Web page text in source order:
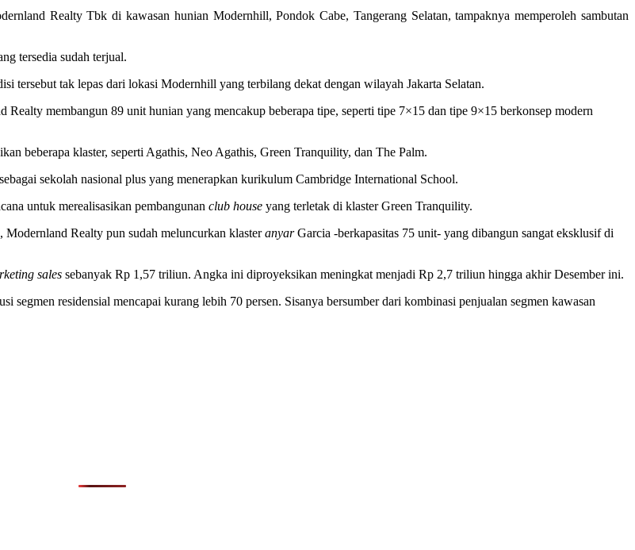
Realty Tbk di kawasan hunian Modernhill, Pondok Cabe, Tangerang Selatan, tampaknya memperoleh sambutan
tersedia sudah terjual.
tak lepas dari lokasi Modernhill yang terbilang dekat dengan wilayah Jakarta Selatan.
membangun 89 unit hunian yang mencakup beberapa tipe, seperti tipe 7×15 dan tipe 9×15 berkonsep modern
beberapa klaster, seperti Agathis, Neo Agathis, Green Tranquility, dan The Palm.
sekolah nasional plus yang menerapkan kurikulum Cambridge International School.
untuk merealisasikan pembangunan club house yang terletak di klaster Green Tranquility.
Realty pun sudah meluncurkan klasteranyarGarcia -berkapasitas 75 unit- yang dibangun sangat eksklusif di
sales sebanyak Rp 1,57 triliun. Angka ini diproyeksikan meningkat menjadi Rp 2,7 triliun hingga akhir Desember ini.
segmen residensial mencapai kurang lebih 70 persen. Sisanya bersumber dari kombinasi penjualan segmen kawasan